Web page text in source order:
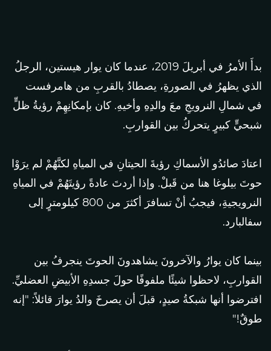
بدأَ الأمرُ في أبريلَ 2019، عندما كان يوار هيستين، الرجلُ
الذي يظهرُ في الصورةِ، يصطادُ بالقربِ من هامرفست
في شمالِ النرويجِ معَ والدِهِ وأخيهِ. كان بإمكانِهِمْ رؤيةُ ظلٍّ
شبحيٍّ كبيرٍ يتحركُ بين القواربِ.
اعتادَ صائدُو الأسماكِ رؤيةَ الحيتانِ في المياهِ لكنَّهُمْ لم يرَوْا
حوتَ بيلوغا هنا من قَبلْ. وإذا أردتَ عادةً رؤيتَهُمْ في المياهِ
النرويجيةِ، فيجبُ أنْ تسافرَ أكثرَ من 800 كيلومترٍ إلى
سفالبارد.
بينما كان يوارُ والآخرونَ يشاهدونَ الحوتَ ينجرفُ بين
القواربِ، لاحظوا شيئًا ملفوفًا حولَ جسدِهِ الأبيضِ العضليِّ.
افترضوا أنها شبكةُ صيدٍ، قبلَ أن يصرخَ والدُ يوارَ قائلاً: "إنه
طوقٌ!"